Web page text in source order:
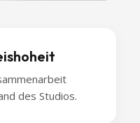
des Studios.